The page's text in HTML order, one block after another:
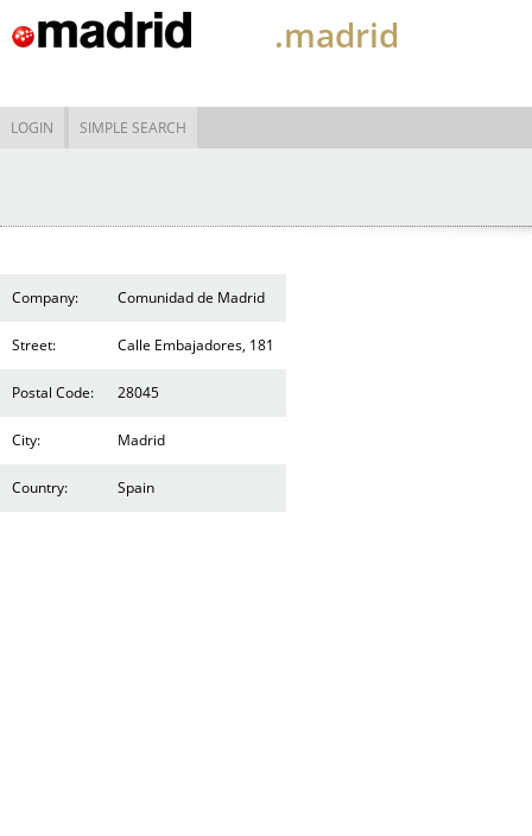
.madrid
LOGIN SIMPLE SEARCH
Company: Comunidad de Madrid
Street: Calle Embajadores, 181
Postal Code: 28045
City: Madrid
Country: Spain